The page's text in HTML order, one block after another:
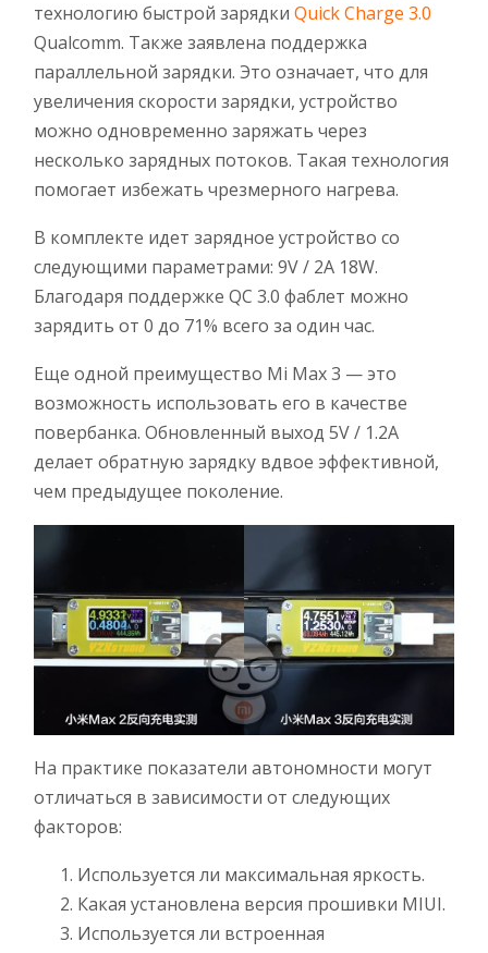
технологию быстрой зарядки Quick Charge 3.0
Qualcomm. Также заявлена поддержка
параллельной зарядки. Это означает, что для
увеличения скорости зарядки, устройство
можно одновременно заряжать через
несколько зарядных потоков. Такая технология
помогает избежать чрезмерного нагрева.
В комплекте идет зарядное устройство со
следующими параметрами: 9V / 2A 18W.
Благодаря поддержке QC 3.0 фаблет можно
зарядить от 0 до 71% всего за один час.
Еще одной преимущество Mi Max 3 — это
возможность использовать его в качестве
повербанка. Обновленный выход 5V / 1.2A
делает обратную зарядку вдвое эффективной,
чем предыдущее поколение.
На практике показатели автономности могут
отличаться в зависимости от следующих
факторов:
Используется ли максимальная яркость.
Какая установлена версия прошивки MIUI.
Используется ли встроенная